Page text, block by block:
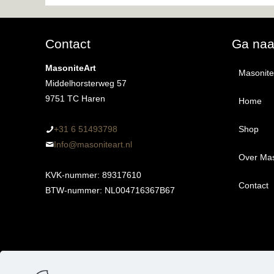
Contact
MasoniteArt
Middelhorsterweg 57
9751 TC Haren
+31 6 51493798‬
Info@masoniteart.nl
KVK-nummer: 89317610
BTW-nummer: NL004716367B67
Ga
Home
Shop
Alle
Over
Contact